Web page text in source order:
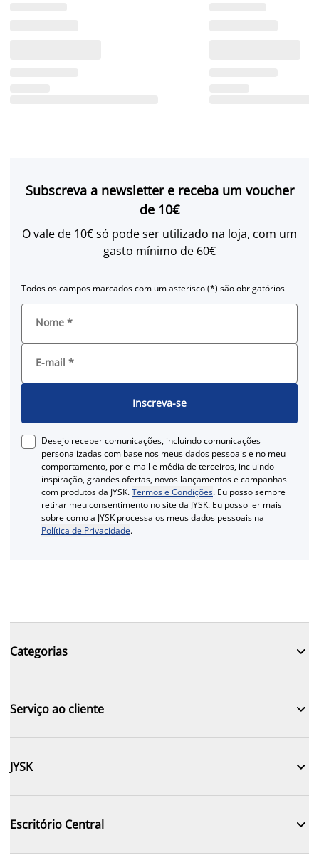
Subscreva a newsletter e receba um voucher
de 10€
O vale de 10€ só pode ser utilizado na loja, com um
gasto mínimo de 60€
Todos os campos marcados com um asterisco (*) são obrigatórios
Nome *
E-mail *
Inscreva-se
Desejo receber comunicações, incluindo comunicações
personalizadas com base nos meus dados pessoais e no meu
comportamento, por e-mail e média de terceiros, incluindo
inspiração, grandes ofertas, novos lançamentos e campanhas
com produtos da JYSK.Termos e Condições. Eu posso sempre
retirar meu consentimento no site da JYSK. Eu posso ler mais
sobre como a JYSK processa os meus dados pessoais na
Política de Privacidade.
Categorias 
Serviço ao cliente 
JYSK 
Escritório Central 